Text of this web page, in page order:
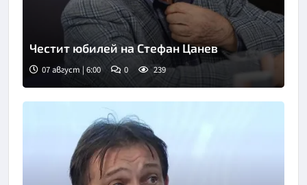
Снимка: БНР
Честит юбилей на Стефан Цанев
07 август | 6:00 0 239